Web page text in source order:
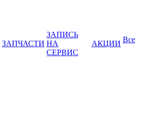
ЗАПЧАСТИ
ЗАПИСЬ
НА
СЕРВИС
АКЦИИ Все